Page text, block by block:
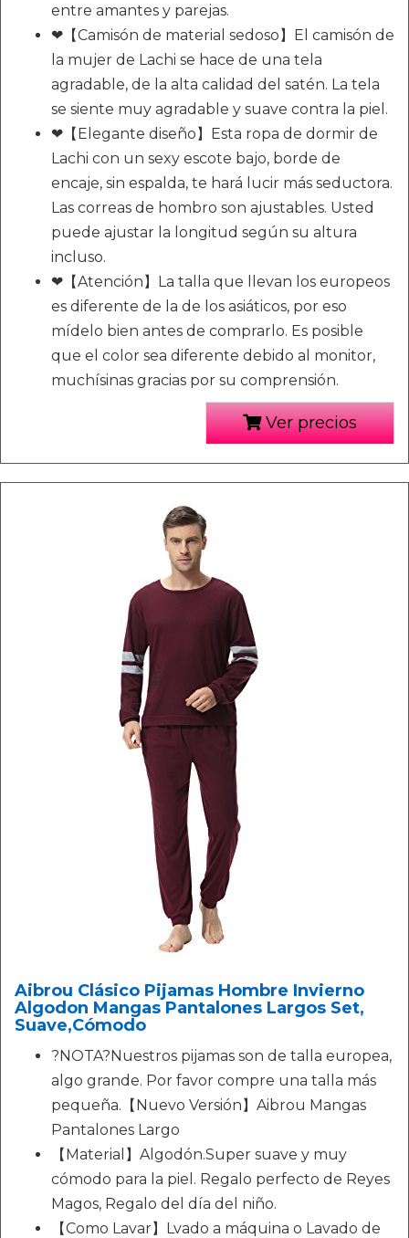
entre amantes y parejas.
❤【Camisón de material sedoso】El camisón de
la mujer de Lachi se hace de una tela
agradable, de la alta calidad del satén. La tela
se siente muy agradable y suave contra la piel.
❤【Elegante diseño】Esta ropa de dormir de
Lachi con un sexy escote bajo, borde de
encaje, sin espalda, te hará lucir más seductora.
Las correas de hombro son ajustables. Usted
puede ajustar la longitud según su altura
incluso.
❤【Atención】La talla que llevan los europeos
es diferente de la de los asiáticos, por eso
mídelo bien antes de comprarlo. Es posible
que el color sea diferente debido al monitor,
muchísinas gracias por su comprensión.
Ver precios
Aibrou Clásico Pijamas Hombre Invierno
Algodon Mangas Pantalones Largos Set,
Suave,Cómodo
?NOTA?Nuestros pijamas son de talla europea,
algo grande. Por favor compre una talla más
pequeña.【Nuevo Versión】Aibrou Mangas
Pantalones Largo
【Material】Algodón.Super suave y muy
cómodo para la piel. Regalo perfecto de Reyes
Magos, Regalo del día del niño.
【Como Lavar】Lvado a máquina o Lavado de